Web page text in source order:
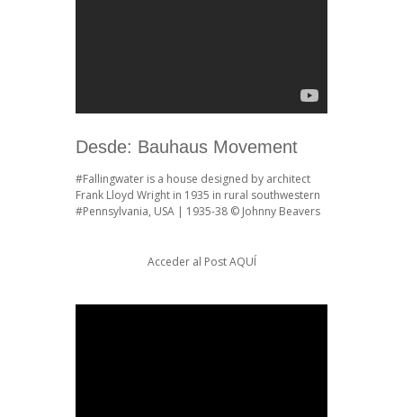
Desde: Bauhaus Movement
#Fallingwater is a house designed by architect
Frank Lloyd Wright in 1935 in rural southwestern
#Pennsylvania, USA | 1935-38 © Johnny Beavers
Acceder al PostAQUÍ